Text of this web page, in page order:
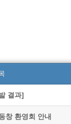
결과]
창 환영회 안내